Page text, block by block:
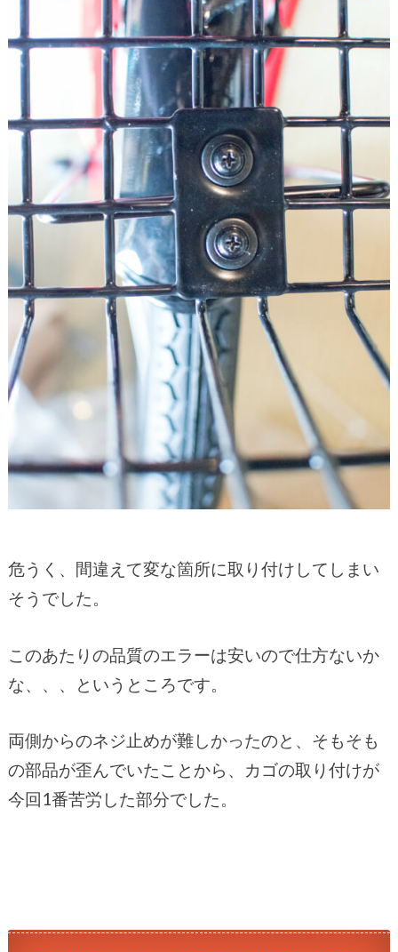
危うく、間違えて変な箇所に取り付けしてしまい
そうでした。
このあたりの品質のエラーは安いので仕方ないか
な、、、というところです。
両側からのネジ止めが難しかったのと、そもそも
の部品が歪んでいたことから、カゴの取り付けが
今回1番苦労した部分でした。